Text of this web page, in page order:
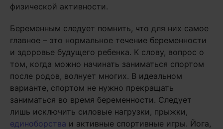
физической активности.
Беременным следует помнить, что для них самое
главное – это нормальное течение беременности
и здоровье будущего ребенка. К слову, вопрос о
том, когда можно начинать заниматься спортом
после родов, волнует многих. В идеальном
варианте, спортом не нужно прекращать
заниматься во время беременности. Следует
лишь исключить силовые нагрузки, прыжки,
единоборства и активные спортивные игры. Йога,